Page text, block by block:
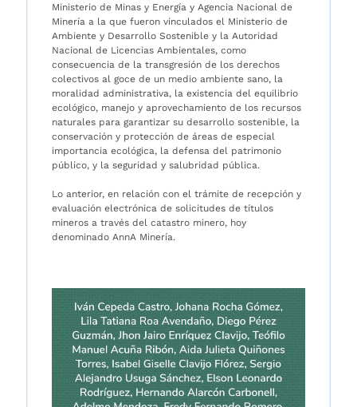
Ministerio de Minas y Energía y Agencia Nacional de
Minería a la que fueron vinculados el Ministerio de
Ambiente y Desarrollo Sostenible y la Autoridad
Nacional de Licencias Ambientales, como
consecuencia de la transgresión de los derechos
colectivos al goce de un medio ambiente sano, la
moralidad administrativa, la existencia del equilibrio
ecológico, manejo y aprovechamiento de los recursos
naturales para garantizar su desarrollo sostenible, la
conservación y protección de áreas de especial
importancia ecológica, la defensa del patrimonio
público, y la seguridad y salubridad pública.
Lo anterior, en relación con el trámite de recepción y
evaluación electrónica de solicitudes de títulos
mineros a través del catastro minero, hoy
denominado AnnA Minería.